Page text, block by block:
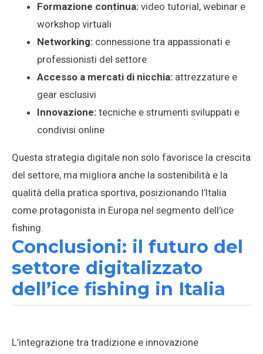
Formazione continua: video tutorial, webinar e
workshop virtuali
Networking: connessione tra appassionati e
professionisti del settore
Accesso a mercati di nicchia: attrezzature e
gear esclusivi
Innovazione: tecniche e strumenti sviluppati e
condivisi online
Questa strategia digitale non solo favorisce la crescita
del settore, ma migliora anche la sostenibilità e la
qualità della pratica sportiva, posizionando l’Italia
come protagonista in Europa nel segmento dell’ice
fishing.
Conclusioni: il futuro del
settore digitalizzato
dell’ice fishing in Italia
L’integrazione tra tradizione e innovazione